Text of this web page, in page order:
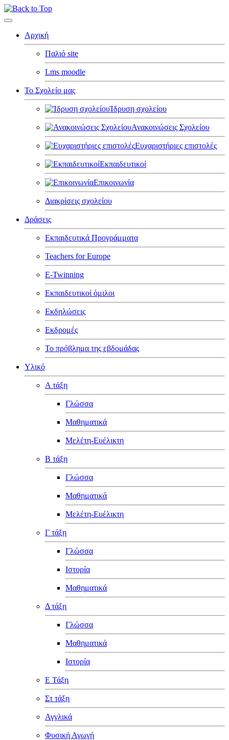
Αρχική
Παλιό site
Lms moodle
Το Σχολείο μας
Ίδρυση σχολείου
Ανακοινώσεις Σχολείου
Ευχαριστήριες επιστολές
Εκπαιδευτικοί
Επικοινωνία
Διακρίσεις σχολείου
Δράσεις
Εκπαιδευτικά Προγράμματα
Teachers for Europe
E-Twinning
Εκπαιδευτικοί όμιλοι
Εκδηλώσεις
Εκδρομές
Το πρόβλημα της εβδομάδας
Υλικό
Α τάξη
Γλώσσα
Μαθηματικά
Μελέτη-Ευέλικτη
Β τάξη
Γλώσσα
Μαθηματικά
Μελέτη-Ευέλικτη
Γ τάξη
Γλώσσα
Ιστορία
Μαθηματικά
Δ τάξη
Γλώσσα
Μαθηματικά
Ιστορία
Ε Τάξη
Στ τάξη
Αγγλικά
Φυσική Αγωγή